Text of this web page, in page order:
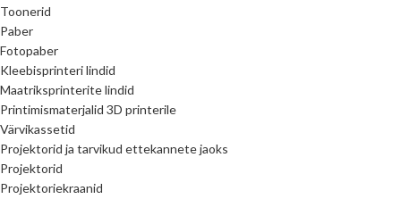
Toonerid
Paber
Fotopaber
Kleebisprinteri lindid
Maatriksprinterite lindid
Printimismaterjalid 3D printerile
Värvikassetid
Projektorid ja tarvikud ettekannete jaoks
Projektorid
Projektoriekraanid